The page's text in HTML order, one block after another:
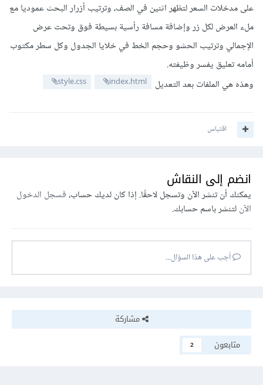
على مدخلات السعر لتظهر اثنين في الصف، وترتيب أزرار البحث عموديا مع
ملء العرض لكل زر وإضافة مسافة رأسية بسيطة فوق وتحت عرض
الإجمالي وترتيب الحشو وحجم الخط في خلايا الجدول وكل سطر مكتوب
أمامه تعليق يفسر وظيفته.
وهذه هي الملفات بعد التعديل
index.html
style.css
اقتباس
انضم إلى النقاش
يمكنك أن تنشر الآن وتسجل لاحقًا. إذا كان لديك حساب،فسجل الدخول
الآنلتنشر باسم حسابك.
أجب على هذا السؤال...
مشاركة
متابعون
2